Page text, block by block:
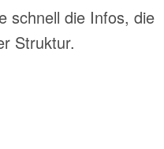
schnell die Infos, die
Struktur.